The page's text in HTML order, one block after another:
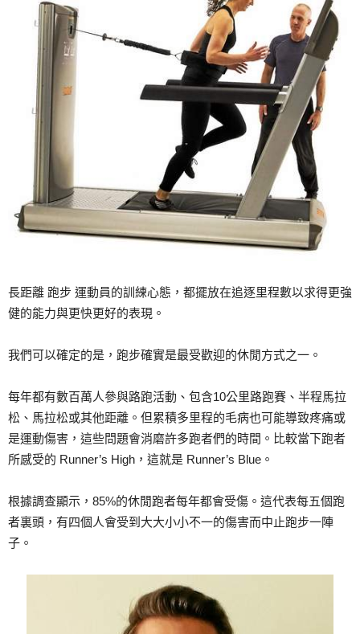
長距離 跑步 運動員的訓練心態，都擺放在追逐里程數以求得更強
健的能力與更快更好的表現。
我們可以確定的是，跑步確實是最受歡迎的休閒方式之一。
每年都有數百萬人參與路跑活動、包含10公里路跑賽、半程馬拉
松、馬拉松或其他距離。但累積多里程的毛病也可能導致疼痛或
是運動傷害，這些問題會消磨許多跑者們的時間。比較當下跑者
所感受的 Runner’s High，這就是 Runner’s Blue。
根據調查顯示，85%的休閒跑者每年都會受傷。這代表每五個跑
者裏頭，有四個人會受到大大小小不一的傷害而中止跑步一陣
子。